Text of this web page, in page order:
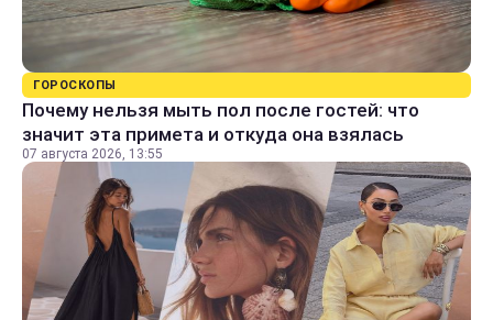
ГОРОСКОПЫ
Почему нельзя мыть пол после гостей: что
значит эта примета и откуда она взялась
07 августа 2026, 13:55